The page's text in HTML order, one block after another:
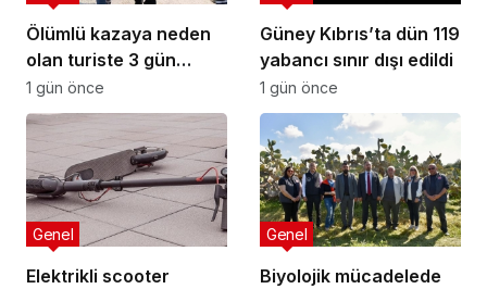
Ölümlü kazaya neden
olan turiste 3 gün
tutukluluk
1 gün önce
Güney Kıbrıs’ta dün 119
yabancı sınır dışı edildi
1 gün önce
Elektrikli scooter
Genel
Biyolojik mücadelede
Genel